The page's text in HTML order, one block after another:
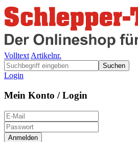
Volltext Artikelnr.
Suchen
Login
Mein Konto / Login